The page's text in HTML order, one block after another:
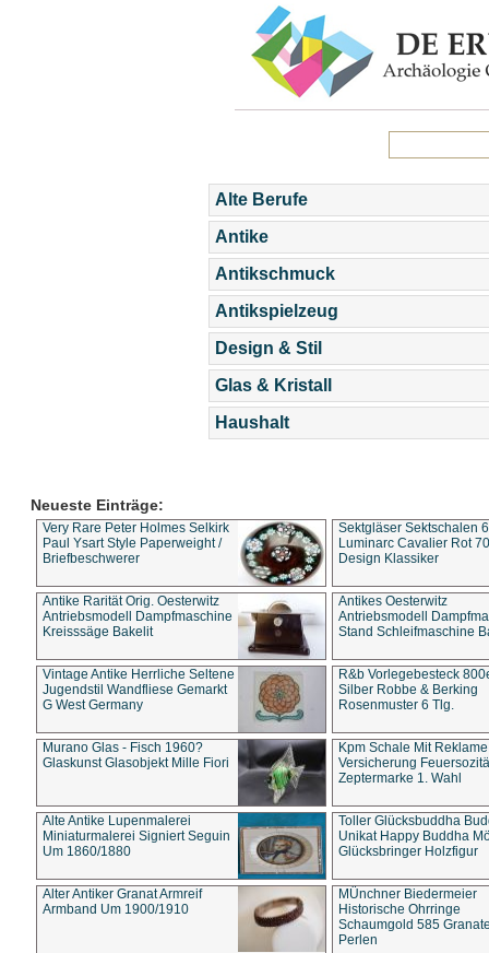
Alte Berufe
Antike
Antikschmuck
Antikspielzeug
Design & Stil
Glas & Kristall
Haushalt
Neueste Einträge:
Very Rare Peter Holmes Selkirk
Paul Ysart Style Paperweight /
Briefbeschwerer
Sektgläser Sektschalen
Luminarc Cavalier Rot
Design Klassiker
Antike Rarität Orig. Oesterwitz
Antriebsmodell Dampfmaschine
Kreisssäge Bakelit
Antikes Oesterwitz
Antriebsmodell
Stand Schleifmaschine
Vintage Antike Herrliche Seltene
Jugendstil Wandfliese Gemarkt
G West Germany
R&b Vorlegebesteck
Silber Robbe & Berking
Rosenmuster 6 Tlg.
Murano Glas - Fisch 1960?
Glaskunst Glasobjekt Mille Fiori
Kpm Schale Mit Reklame
Versicherung
Zeptermarke 1. Wahl
Alte Antike Lupenmalerei
Miniaturmalerei Signiert Seguin
Um 1860/1880
Toller Glücksbuddha
Unikat Happy Buddha
Glücksbringer Holzfigur
Alter Antiker Granat Armreif
Armband Um 1900/1910
MÜnchner Biedermeier
Historische Ohrringe
Schaumgold 585
Perlen